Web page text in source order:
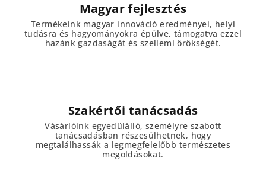
Magyar fejlesztés
Termékeink magyar innováció eredményei, helyi
tudásra és hagyományokra épülve, támogatva ezzel
hazánk gazdaságát és szellemi örökségét.
Szakértői tanácsadás
Vásárlóink egyedülálló, személyre szabott
tanácsadásban részesülhetnek, hogy
megtalálhassák a legmegfelelőbb természetes
megoldásokat.